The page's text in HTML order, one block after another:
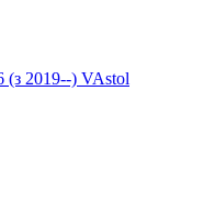
(з 2019--) VAstol